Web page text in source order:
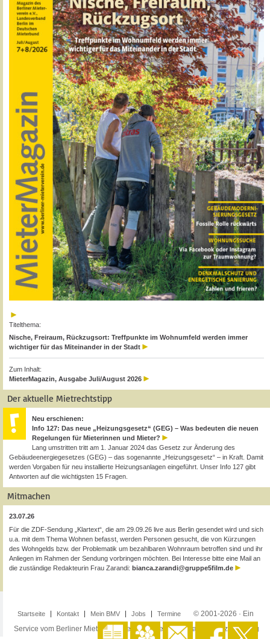
Titelthema:
Nische, Freiraum, Rückzugsort: Treffpunkte im Wohnumfeld werden immer
wichtiger für das Miteinander in der Stadt
Zum Inhalt:
MieterMagazin, Ausgabe Juli/August 2026
Der aktuelle Mietrechtstipp
Neu erschienen:
Info 127: Das neue „Heizungsgesetz“ (GEG) – Was bedeuten die neuen
Regelungen für Mieterinnen und Mieter?
Lang umstritten tritt am 1. Januar 2024 das Gesetz zur Änderung des
Gebäudeenergiegesetzes (GEG) – das sogenannte „Heizungsgesetz“ – in Kraft. Damit
werden Vorgaben für neu installierte Heizungsanlagen eingeführt. Unser Info 127 gibt
Antworten auf die wichtigsten 15 Fragen.
Mitmachen
23.07.26
Für die ZDF-Sendung „Klartext“, die am 29.09.26 live aus Berlin gesendet wird und sich
u.a. mit dem Thema Wohnen befasst, werden Personen gesucht, die von Kürzungen
des Wohngelds bzw. der Problematik um bezahlbaren Wohnraum betroffen sind und ihr
Anliegen im Rahmen der Sendung vorbringen möchten. Bei Interesse bitte eine Mail an
die zuständige Redakteurin Frau Zarandi: bianca.zarandi@gruppe5film.de
Startseite Kontakt Mein BMV Jobs Termine
© 2001-2026 · Ein
Service vom Berliner Mieterverein e.V. ·Impressum·Datenschutzerklärung